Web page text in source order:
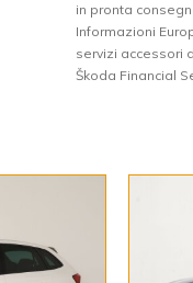
in pronta
Informazioni
servizi accessori
Škoda Financial